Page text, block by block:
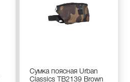
Сумка поясная Urban
Classics TB2139 Brown